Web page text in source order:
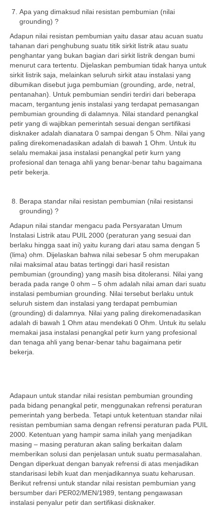
Apa yang dimaksud nilai resistan pembumian (nilai
grounding) ?
Adapun nilai resistan pembumian yaitu dasar atau acuan suatu
tahanan dari penghubung suatu titik sirkit listrik atau suatu
penghantar yang bukan bagian dari sirkit listrik dengan bumi
menurut cara tertentu. Dijelaskan pembumian tidak hanya untuk
sirkit listrik saja, melainkan seluruh sirkit atau instalasi yang
dibumikan disebut juga pembumian (grounding, arde, netral,
pentanahan). Untuk pembumian sendiri terdiri dari beberapa
macam, tergantung jenis instalasi yang terdapat pemasangan
pembumian grounding di dalamnya. Nilai standard penangkal
petir yang di wajibkan pemerintah sesuai dengan sertifikasi
disknaker adalah dianatara 0 sampai dengan 5 Ohm. Nilai yang
paling direkomenadasikan adalah di bawah 1 Ohm. Untuk itu
selalu memakai jasa instalasi penangkal petir kurn yang
profesional dan tenaga ahli yang benar-benar tahu bagaimana
petir bekerja.
Berapa standar nilai resistan pembumian (nilai resistansi
grounding) ?
Adapun nilai standar mengacu pada Persyaratan Umum
Instalasi Listrik atau PUIL 2000 (peraturan yang sesuai dan
berlaku hingga saat ini) yaitu kurang dari atau sama dengan 5
(lima) ohm. Dijelaskan bahwa nilai sebesar 5 ohm merupakan
nilai maksimal atau batas tertinggi dari hasil resistan
pembumian (grounding) yang masih bisa ditoleransi. Nilai yang
berada pada range 0 ohm – 5 ohm adalah nilai aman dari suatu
instalasi pembumian grounding. Nilai tersebut berlaku untuk
seluruh sistem dan instalasi yang terdapat pembumian
(grounding) di dalamnya. Nilai yang paling direkomenadasikan
adalah di bawah 1 Ohm atau mendekati 0 Ohm. Untuk itu selalu
memakai jasa instalasi penangkal petir kurn yang profesional
dan tenaga ahli yang benar-benar tahu bagaimana petir
bekerja.
Adapaun untuk standar nilai resistan pembumian grounding
pada bidang penangkal petir, menggunakan refrensi peraturan
pemerintah yang berbeda. Tetapi untuk ketentuan standar nilai
resistan pembumian sama dengan refrensi peraturan pada PUIL
2000. Ketentuan yang hampir sama inilah yang menjadikan
masing – masing peraturan akan saling berkaitan dalam
memberikan solusi dan penjelasan untuk suatu permasalahan.
Dengan diperkuat dengan banyak refrensi di atas menjadikan
standarisasi lebih kuat dan menjadikannya suatu keharusan.
Berikut refrensi untuk standar nilai resistan pembumian yang
bersumber dari PER02/MEN/1989, tentang pengawasan
instalasi penyalur petir dan sertifikasi disknaker.